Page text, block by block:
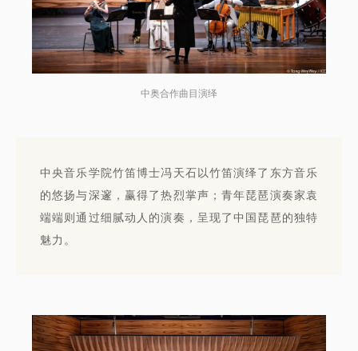
中奥合作曲目演绎
中央音乐学院竹笛博士冯天石以竹笛演绎了东方音乐
的悠扬与深邃，赢得了热烈掌声；青年琵琶演奏家袁
端端则通过细腻动人的演奏，呈现了中国琵琶的独特
魅力。